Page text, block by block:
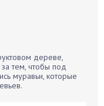
дереве,
тем, чтобы под
муравьи, которые